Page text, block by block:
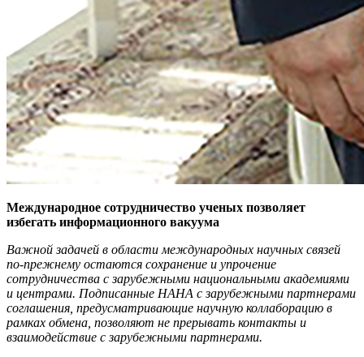
Международное сотрудничество ученых позволяет
избегать информационного вакуума
Важной задачей в области международных научных связей
по-прежнему остаются сохранение и упрочение
сотрудничества с зарубежными национальными академиями
и центрами. Подписанные НАНА с зарубежными партнерами
соглашения, предусматривающие научную коллаборацию в
рамках обмена, позволяют не прерывать контакты и
взаимодействие с зарубежными партнерами.